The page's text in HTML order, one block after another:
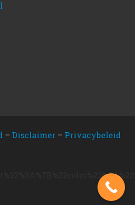
– Disclaimer – Privacybeleid